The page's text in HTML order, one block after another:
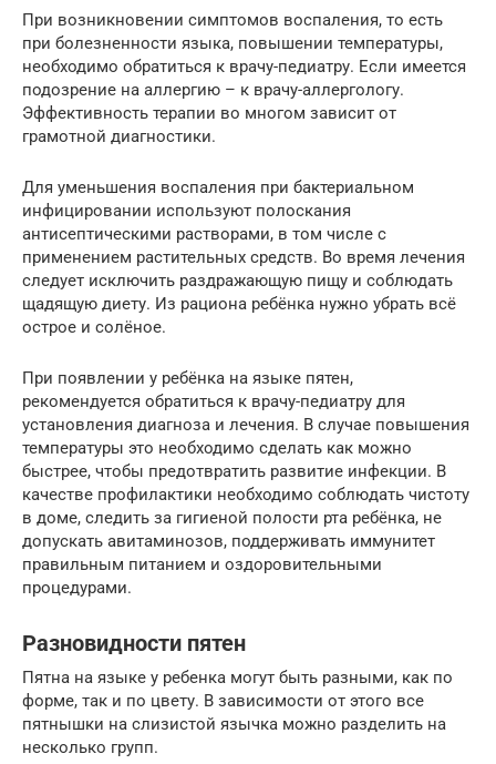
При возникновении симптомов воспаления, то есть
при болезненности языка, повышении температуры,
необходимо обратиться к врачу-педиатру. Если имеется
подозрение на аллергию – к врачу-аллергологу.
Эффективность терапии во многом зависит от
грамотной диагностики.
Для уменьшения воспаления при бактериальном
инфицировании используют полоскания
антисептическими растворами, в том числе с
применением растительных средств. Во время лечения
следует исключить раздражающую пищу и соблюдать
щадящую диету. Из рациона ребёнка нужно убрать всё
острое и солёное.
При появлении у ребёнка на языке пятен,
рекомендуется обратиться к врачу-педиатру для
установления диагноза и лечения. В случае повышения
температуры это необходимо сделать как можно
быстрее, чтобы предотвратить развитие инфекции. В
качестве профилактики необходимо соблюдать чистоту
в доме, следить за гигиеной полости рта ребёнка, не
допускать авитаминозов, поддерживать иммунитет
правильным питанием и оздоровительными
процедурами.
Разновидности пятен
Пятна на языке у ребенка могут быть разными, как по
форме, так и по цвету. В зависимости от этого все
пятнышки на слизистой язычка можно разделить на
несколько групп.